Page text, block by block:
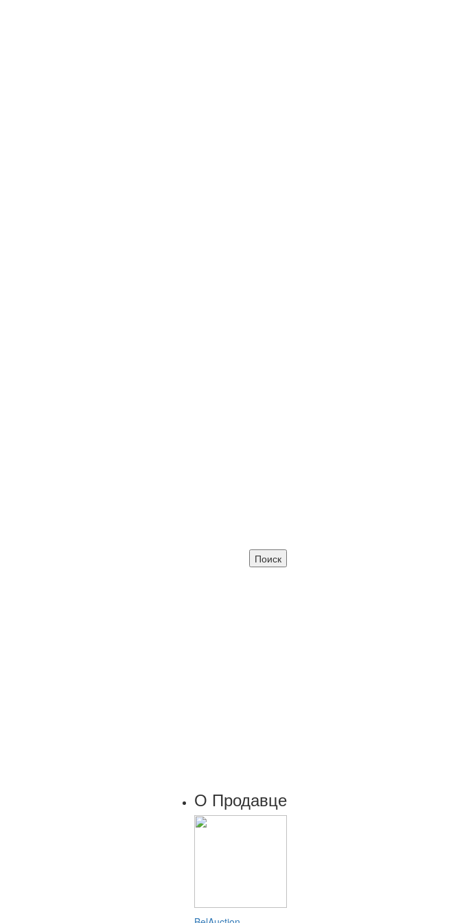
О Продавце